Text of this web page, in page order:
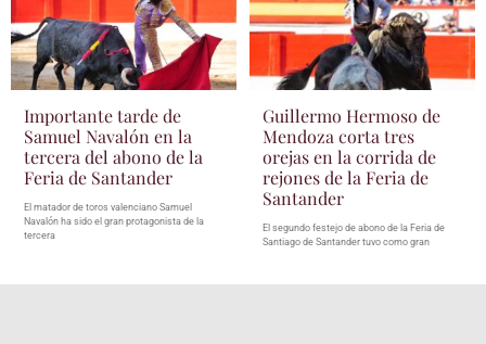
Importante tarde de
Samuel Navalón en la
tercera del abono de la
Feria de Santander
El matador de toros valenciano Samuel
Navalón ha sido el gran protagonista de la
tercera
Guillermo Hermoso de
Mendoza corta tres
orejas en la corrida de
rejones de la Feria de
Santander
El segundo festejo de abono de la Feria de
Santiago de Santander tuvo como gran